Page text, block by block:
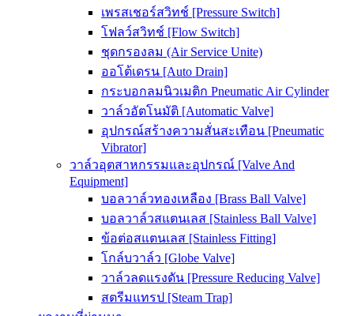
เพรสเชอร์สวิทช์ [Pressure Switch]
โฟลว์สวิทช์ [Flow Switch]
ชุดกรองลม (Air Service Unite)
ออโต้เดรน [Auto Drain]
กระบอกลมนิวเมติก Pneumatic Air Cylinder
วาล์วอัตโนมัติ [Automatic Valve]
อุปกรณ์สร้างความสั่นสะเทือน [Pneumatic
Vibrator]
วาล์วอุตสาหกรรมและอุปกรณ์ [Valve And
Equipment]
บอลวาล์วทองเหลือง [Brass Ball Valve]
บอลวาล์วสแตนเลส [Stainless Ball Valve]
ข้อต่อสแตนเลส [Stainless Fitting]
โกล์บวาล์ว [Globe Valve]
วาล์วลดแรงดัน [Pressure Reducing Valve]
สตรีมแทรป [Steam Trap]